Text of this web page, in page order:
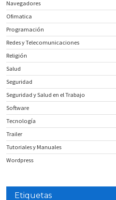
Navegadores
Ofimatica
Programación
Redes y Telecomunicaciones
Religión
Salud
Seguridad
Seguridad y Salud en el Trabajo
Software
Tecnología
Trailer
Tutoriales y Manuales
Wordpress
Etiquetas